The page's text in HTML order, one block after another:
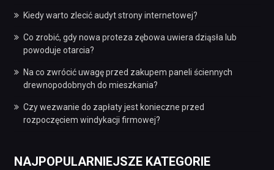
Kiedy warto zlecić audyt strony internetowej?
Co zrobić, gdy nowa proteza zębowa uwiera dziąsła lub
powoduje otarcia?
Na co zwrócić uwagę przed zakupem paneli ściennych
drewnopodobnych do mieszkania?
Czy wezwanie do zapłaty jest konieczne przed
rozpoczęciem windykacji firmowej?
NAJPOPULARNIEJSZE KATEGORIE